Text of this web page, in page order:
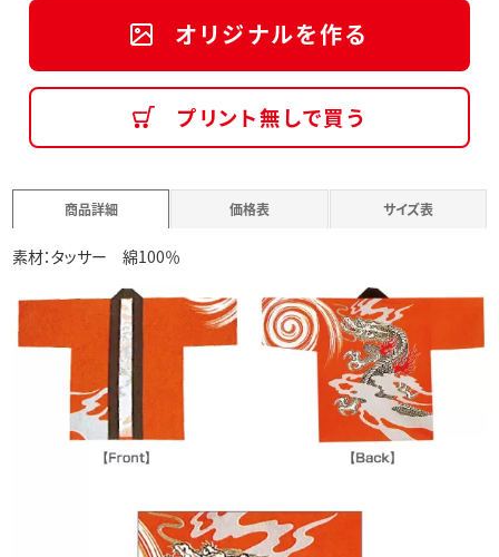
オリジナルを作る
プリント無しで買う
商品詳細 価格表 サイズ表
素材：タッサー 綿100％